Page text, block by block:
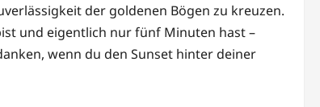
der goldenen Bögen zu kreuzen.
und eigentlich nur fünf Minuten hast –
wenn du den Sunset hinter deiner